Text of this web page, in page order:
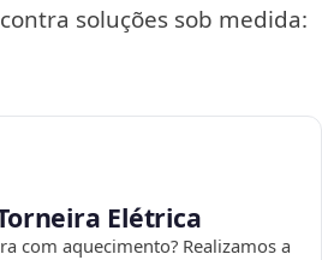
soluções sob medida:
Elétrica
com aquecimento? Realizamos a